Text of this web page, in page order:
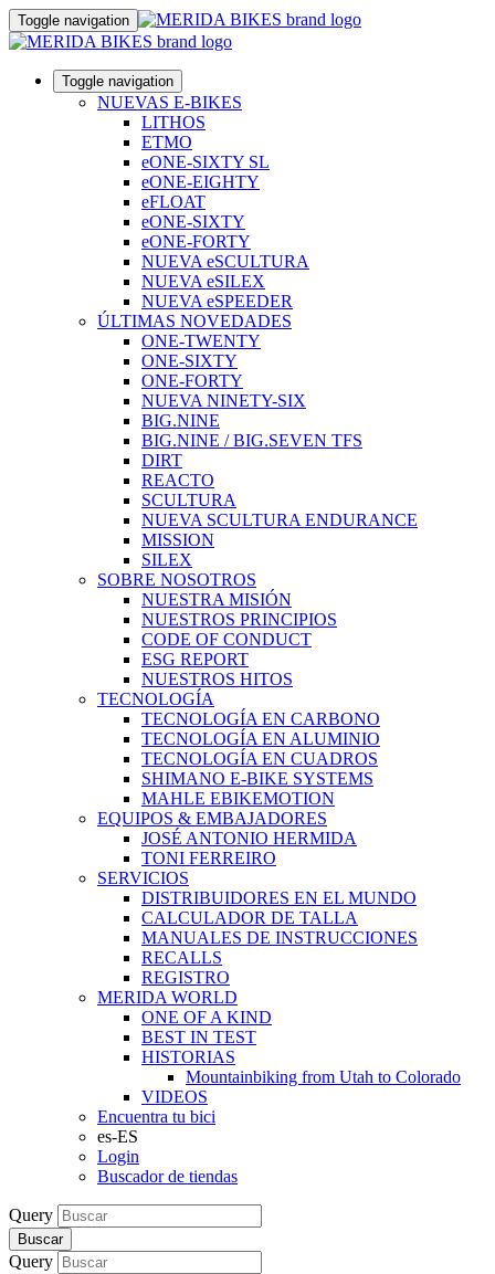
Toggle navigation
Toggle navigation
NUEVAS E-BIKES
LITHOS
ETMO
eONE-SIXTY SL
eONE-EIGHTY
eFLOAT
eONE-SIXTY
eONE-FORTY
NUEVA eSCULTURA
NUEVA eSILEX
NUEVA eSPEEDER
ÚLTIMAS NOVEDADES
ONE-TWENTY
ONE-SIXTY
ONE-FORTY
NUEVA NINETY-SIX
BIG.NINE
BIG.NINE / BIG.SEVEN TFS
DIRT
REACTO
SCULTURA
NUEVA SCULTURA ENDURANCE
MISSION
SILEX
SOBRE NOSOTROS
NUESTRA MISIÓN
NUESTROS PRINCIPIOS
CODE OF CONDUCT
ESG REPORT
NUESTROS HITOS
TECNOLOGÍA
TECNOLOGÍA EN CARBONO
TECNOLOGÍA EN ALUMINIO
TECNOLOGÍA EN CUADROS
SHIMANO E-BIKE SYSTEMS
MAHLE EBIKEMOTION
EQUIPOS & EMBAJADORES
JOSÉ ANTONIO HERMIDA
TONI FERREIRO
SERVICIOS
DISTRIBUIDORES EN EL MUNDO
CALCULADOR DE TALLA
MANUALES DE INSTRUCCIONES
RECALLS
REGISTRO
MERIDA WORLD
ONE OF A KIND
BEST IN TEST
HISTORIAS
Mountainbiking from Utah to Colorado
VIDEOS
Encuentra tu bici
es-ES
Login
Buscador de tiendas
Query
Buscar
Query